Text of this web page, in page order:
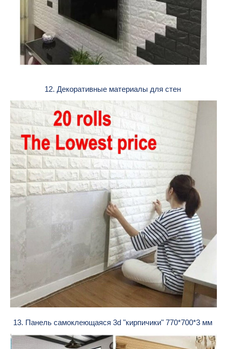
12. Декоративные материалы для стен
13. Панель самоклеющаяся 3d "кирпичики" 770*700*3 мм